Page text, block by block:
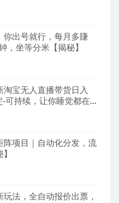
你出号就行，每月多賺
，坐等分米【揭秘】
淘宝无人直播带货日入
·可持续，让你睡觉都在
阵项目｜自动化分发，流
法，全自动报价出票，